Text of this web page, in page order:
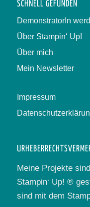
SCHNELL GEFUNDEN
DemonstratorIn
Über Stampin‘ Up!
Über mich
Mein Newsletter
Impressum
Meine Projekte
Stampin‘ Up! ®
sind mit dem